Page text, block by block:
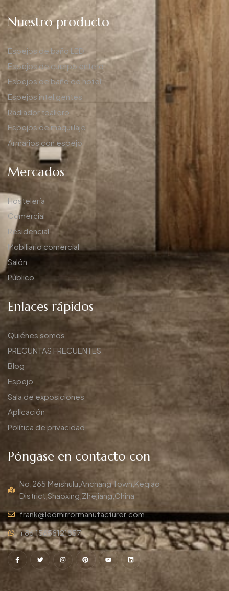
Nuestro producto
Espejos de baño LED
Espejos de cuerpo entero
Espejos de baño de hotel
Espejos inteligentes
Radiador toallero
Espejos de maquillaje
Armarios con espejo
Mercados
Hostelería
Comercial
Residencial
Mobiliario comercial
Salón
Público
Enlaces rápidos
Quiénes somos
PREGUNTAS FRECUENTES
Blog
Espejo
Sala de exposiciones
Aplicación
Política de privacidad
Póngase en contacto con
No.265 Meishulu,Anchang Town,Keqiao
District,Shaoxing,Zhejiang,China
frank@ledmirrormanufacturer.com
+86 15658121857